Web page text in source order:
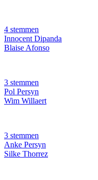
4 stemmen
Innocent Dipanda
Blaise Afonso
3 stemmen
Pol Persyn
Wim Willaert
3 stemmen
Anke Persyn
Silke Thorrez